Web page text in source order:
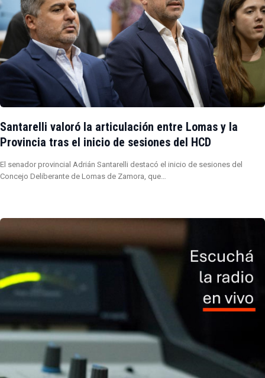
Santarelli valoró la articulación entre Lomas y la
Provincia tras el inicio de sesiones del HCD
El senador provincial Adrián Santarelli destacó el inicio de sesiones del
Concejo Deliberante de Lomas de Zamora, que…